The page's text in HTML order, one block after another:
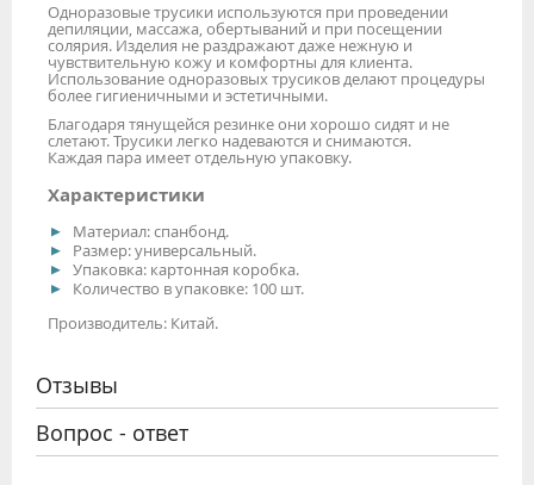
Одноразовые трусики используются при проведении
депиляции, массажа, обертываний и при посещении
солярия. Изделия не раздражают даже нежную и
чувствительную кожу и комфортны для клиента.
Использование одноразовых трусиков делают процедуры
более гигиеничными и эстетичными.
Благодаря тянущейся резинке они хорошо сидят и не
слетают. Трусики легко надеваются и снимаются.
Каждая пара имеет отдельную упаковку.
Характеристики
Материал: спанбонд.
Размер: универсальный.
Упаковка: картонная коробка.
Количество в упаковке: 100 шт.
Производитель: Китай.
Отзывы
Вопрос - ответ